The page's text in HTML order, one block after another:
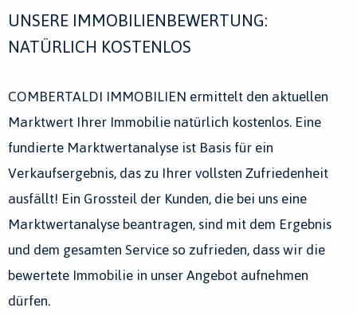
UNSERE IMMOBILIENBEWERTUNG:
NATÜRLICH KOSTENLOS
COMBERTALDI IMMOBILIEN ermittelt den aktuellen
Marktwert Ihrer Immobilie natürlich kostenlos. Eine
fundierte Marktwertanalyse ist Basis für ein
Verkaufsergebnis, das zu Ihrer vollsten Zufriedenheit
ausfällt! Ein Grossteil der Kunden, die bei uns eine
Marktwertanalyse beantragen, sind mit dem Ergebnis
und dem gesamten Service so zufrieden, dass wir die
bewertete Immobilie in unser Angebot aufnehmen
dürfen.